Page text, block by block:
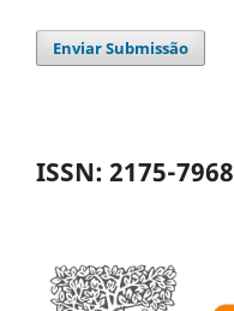
Enviar Submissão
ISSN: 2175-7968